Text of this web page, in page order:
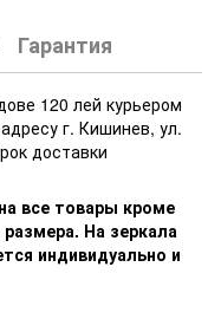
Гарантия
120 лей курьером
г. Кишинев, ул.
доставки
все товары кроме
На зеркала
индивидуально и